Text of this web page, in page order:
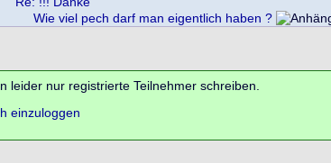
Wie viel pech darf man eigentlich haben ?
leider nur registrierte Teilnehmer schreiben.
einzuloggen